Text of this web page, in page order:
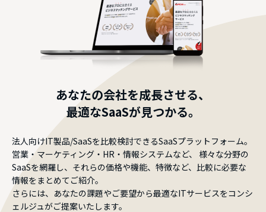
あなたの会社を成長させる、
最適なSaaSが見つかる。
法人向けIT製品/SaaSを比較検討できるSaaSプラットフォーム。
営業・マーケティング・HR・情報システムなど、
様々な分野の
SaaSを網羅し、それらの価格や機能、特徴など、比較に必要な
情報をまとめてご紹介。
さらには、あなたの課題やご要望から最適なITサービスをコンシ
ェルジュがご提案いたします。